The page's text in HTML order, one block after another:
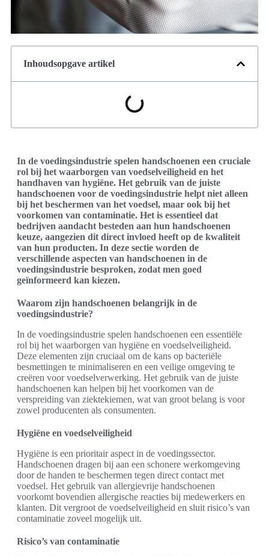
Inhoudsopgave artikel
In de voedingsindustrie spelen handschoenen een cruciale
rol bij het waarborgen van voedselveiligheid en het
handhaven van hygiëne. Het gebruik van de juiste
handschoenen voor de voedingsindustrie helpt niet alleen
bij het beschermen van het voedsel, maar ook bij het
voorkomen van contaminatie. Het is essentieel dat
bedrijven aandacht besteden aan hun handschoenen
keuze, aangezien dit direct invloed heeft op de kwaliteit
van hun producten. In deze sectie worden de
verschillende aspecten van handschoenen in de
voedingsindustrie besproken, zodat men goed
geïnformeerd kan kiezen.
Waarom zijn handschoenen belangrijk in de
voedingsindustrie?
In de voedingsindustrie spelen handschoenen een essentiële
rol bij het waarborgen van hygiëne en voedselveiligheid.
Deze elementen zijn cruciaal om de kans op bacteriële
besmettingen te minimaliseren en een veilige omgeving te
creëren voor voedselverwerking. Het gebruik van de juiste
handschoenen kan helpen bij het voorkomen van de
verspreiding van ziektekiemen, wat van groot belang is voor
zowel producenten als consumenten.
Hygiëne en voedselveiligheid
Hygiëne is een prioritair aspect in de voedingssector.
Handschoenen dragen bij aan een schonere werkomgeving
door de handen te beschermen tegen direct contact met
voedsel. Het gebruik van allergievrije handschoenen
voorkomt bovendien allergische reacties bij medewerkers en
klanten. Dit vergroot de voedselveiligheid en sluit risico’s van
contaminatie zoveel mogelijk uit.
Risico’s van contaminatie